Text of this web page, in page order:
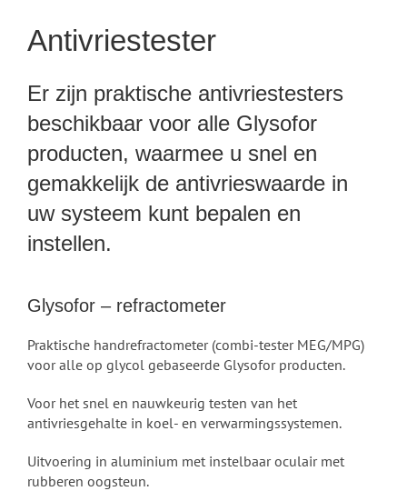
Antivriestester
Er zijn praktische antivriestesters
beschikbaar voor alle Glysofor
producten, waarmee u snel en
gemakkelijk de antivrieswaarde in
uw systeem kunt bepalen en
instellen.
Glysofor – refractometer
Praktische handrefractometer (combi-tester MEG/MPG)
voor alle op glycol gebaseerde Glysofor producten.
Voor het snel en nauwkeurig testen van het
antivriesgehalte in koel- en verwarmingssystemen.
Uitvoering in aluminium met instelbaar oculair met
rubberen oogsteun.